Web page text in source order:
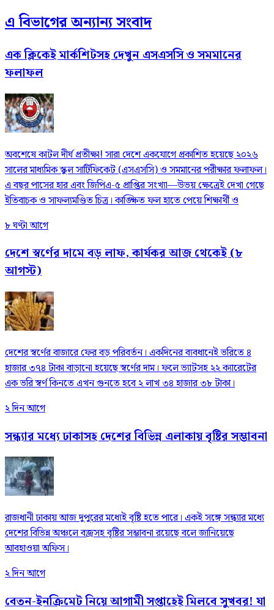
এ বিভাগের অন্যান্য সংবাদ
এক ক্লিকেই মার্কশিটসহ দেখুন এসএসসি ও সমমানের
ফলাফল
​অবশেষে কাটল দীর্ঘ প্রতীক্ষা! সারা দেশে একযোগে প্রকাশিত হয়েছে ২০২৬
সালের মাধ্যমিক স্কুল সার্টিফিকেট (এসএসসি) ও সমমানের পরীক্ষার ফলাফল।
এ বছর পাসের হার এবং জিপিএ-৫ প্রাপ্তির সংখ্যা—উভয় ক্ষেত্রেই দেখা গেছে
ইতিবাচক ও সাফল্যমণ্ডিত চিত্র। কাঙ্ক্ষিত ফল হাতে পেয়ে শিক্ষার্থী ও
৮ ঘণ্টা আগে
দেশে স্বর্ণের দামে বড় লাফ, কার্যকর আজ থেকেই (৮
আগস্ট)
দেশের স্বর্ণের বাজারে ফের বড় পরিবর্তন। একদিনের ব্যবধানেই ভরিতে ৪
হাজার ৩৭৪ টাকা বাড়ানো হয়েছে স্বর্ণের দাম। ফলে ভ্যাটসহ ২২ ক্যারেটের
এক ভরি স্বর্ণ কিনতে এখন গুনতে হবে ২ লাখ ৩৪ হাজার ৩৮ টাকা।
২ দিন আগে
সন্ধ্যার মধ্যে ঢাকাসহ দেশের বিভিন্ন এলাকায় বৃষ্টির সম্ভাবনা
রাজধানী ঢাকায় আজ দুপুরের মধ্যেই বৃষ্টি হতে পারে। একই সঙ্গে সন্ধ্যার মধ্যে
দেশের বিভিন্ন অঞ্চলে বজ্রসহ বৃষ্টির সম্ভাবনা রয়েছে বলে জানিয়েছে
আবহাওয়া অফিস।
২ দিন আগে
বেতন-ইনক্রিমেট নিয়ে আগামী সপ্তাহেই মিলবে সুখবর! যা